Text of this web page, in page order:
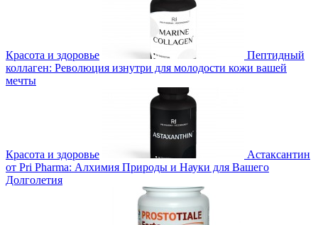
Красота и здоровье
Пептидный
коллаген: Революция изнутри для молодости кожи вашей
мечты
Красота и здоровье
Астаксантин
от Pri Pharma: Алхимия Природы и Науки для Вашего
Долголетия